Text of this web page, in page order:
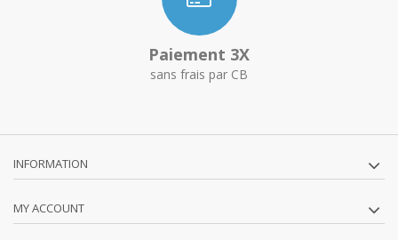
Paiement 3X
sans frais par CB
INFORMATION
MY ACCOUNT